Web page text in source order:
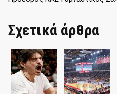
Σχετικά άρθρα